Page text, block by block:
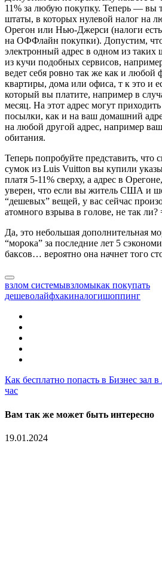
11% за любую покупку. Теперь — вы
штаты, в которых нулевой налог на
Орегон или Нью-Джерси (налоги
на ОФФлайн покупки). Допустим,
электронный адрес в одном из таких
из кучи подобных сервисов,
ведет себя ровно так же как и любой
квартиры, дома или офиса, т к это и
который вы платите, например в
месяц. На этот адрес могут
посылки, как и на ваш домашний
на любой другой адрес, например
обитания.
Теперь попробуйте представить, что
сумок из Luis Vuitton вы купили
платя 5-11% сверху, а адрес в
уверен, что если вы житель США и
“дешевых” вещей, у вас сейчас
атомного взрыва в голове, не так ли?
Да, это небольшая дополнительная
“морока” за последние лет 5
баксов… вероятно она начнет того
взлом системывзломыкак покупать
дешеволайфхакиналогишоппинг
Как бесплатно попасть в Бизнес зал
час
Вам так же может быть интересно
19.01.2024